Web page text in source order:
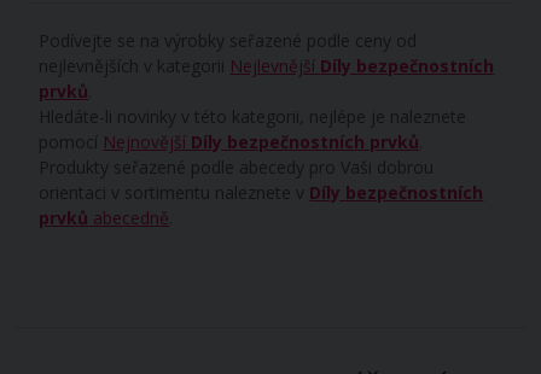
Podívejte se na výrobky seřazené podle ceny od
nejlevnějších v kategorii Nejlevnější Díly bezpečnostních
prvků
Hledáte-li novinky v této kategorii, nejlépe je naleznete
pomocí Nejnovější Díly bezpečnostních prvků
Produkty seřazené podle abecedy pro Vaši dobrou
orientaci v sortimentu naleznete v Díly bezpečnostních
prvků abecedně